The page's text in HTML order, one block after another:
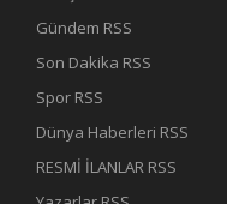
Gündem RSS
Son Dakika RSS
Spor RSS
Dünya Haberleri RSS
RESMİ İLANLAR RSS